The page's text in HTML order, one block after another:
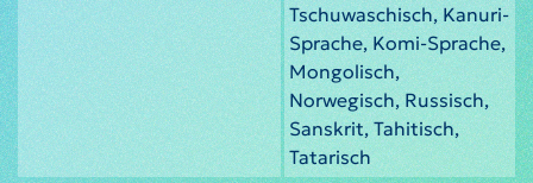
Tschuwaschisch, Kanuri-
Sprache, Komi-Sprache,
Mongolisch,
Norwegisch, Russisch,
Sanskrit, Tahitisch,
Tatarisch